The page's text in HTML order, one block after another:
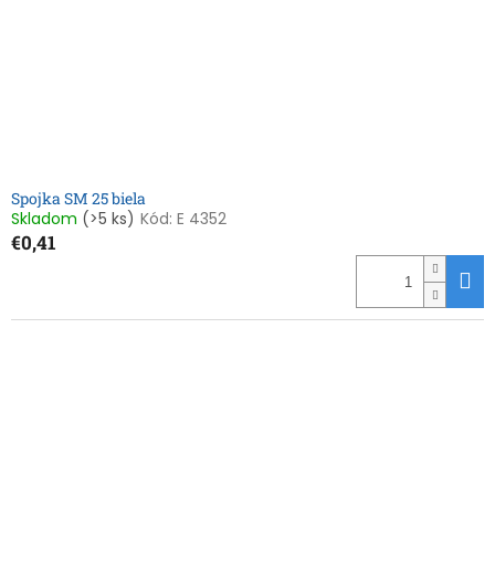
Spojka SM 25 biela
Skladom (>5 ks) Kód: E 4352
€0,41